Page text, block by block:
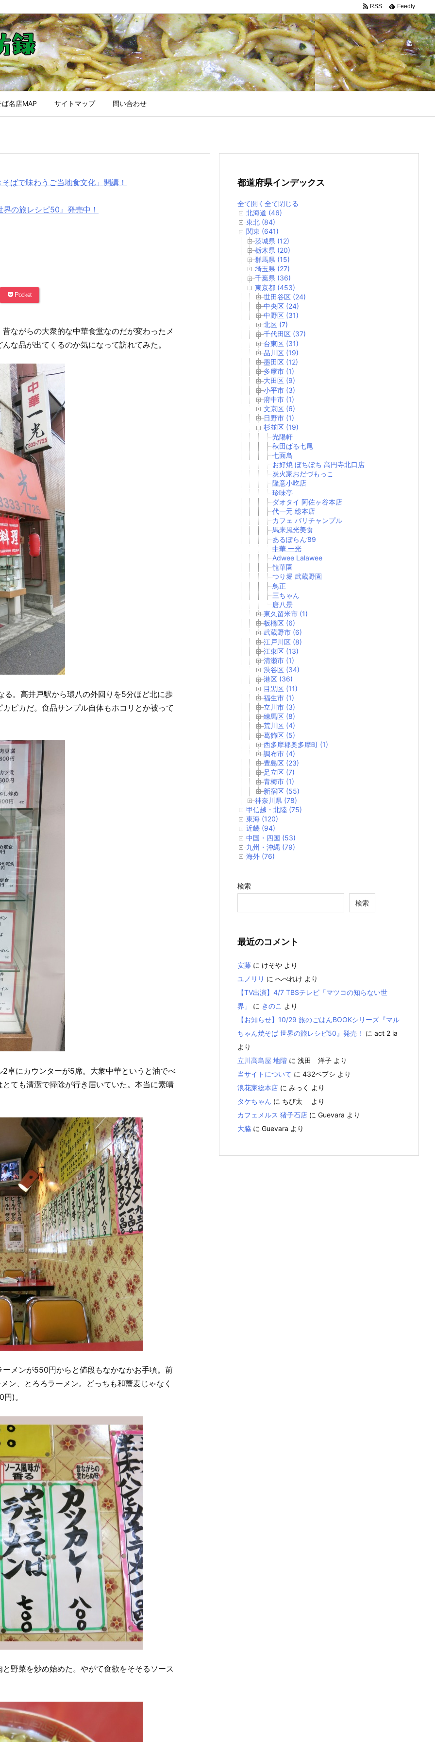
ば名店MAP サイトマップ 問い合わせ
RSS Feedly
ばで味わうご当地食文化」開講！
の旅レシピ50』発売中！
Pocket
ながらの大衆的な中華食堂なのだが変わったメ
な品が出てくるのか気になって訪れてみた。
。高井戸駅から環八の外回りを5分ほど北に歩
ピカだ。食品サンプル自体もホコリとか被って
卓にカウンターが5席。大衆中華というと油でべ
ても清潔で掃除が行き届いていた。本当に素晴
メンが550円からと値段もなかなかお手頃。前
ン、とろろラーメン。どっちも和蕎麦じゃなく
)。
野菜を炒め始めた。やがて食欲をそそるソース
都道府県インデックス
全て開く 全て閉じる
北海道 (46)
東北 (84)
関東 (641)
茨城県 (12)
栃木県 (20)
群馬県 (15)
埼玉県 (27)
千葉県 (36)
東京都 (453)
世田谷区 (24)
中央区 (24)
中野区 (31)
北区 (7)
千代田区 (37)
台東区 (31)
品川区 (19)
墨田区 (12)
多摩市 (1)
大田区 (9)
小平市 (3)
府中市 (1)
文京区 (6)
日野市 (1)
杉並区 (19)
光陽軒
秋田ばる七尾
七面鳥
お好焼 ぼちぼち 高円寺北口店
炭火家おだづもっこ
隆意小吃店
珍味亭
ダオタイ 阿佐ヶ谷本店
代一元 総本店
カフェ バリチャンプル
馬来風光美食
あるぽらん’89
中華 一光
Adwee Lalawee
龍華園
つり堀 武蔵野園
鳥正
三ちゃん
唐八景
東久留米市 (1)
板橋区 (6)
武蔵野市 (6)
江戸川区 (8)
江東区 (13)
清瀬市 (1)
渋谷区 (34)
港区 (36)
目黒区 (11)
福生市 (1)
立川市 (3)
練馬区 (8)
荒川区 (4)
葛飾区 (5)
西多摩郡奥多摩町 (1)
調布市 (4)
豊島区 (23)
足立区 (7)
青梅市 (1)
新宿区 (55)
神奈川県 (78)
甲信越・北陸 (75)
東海 (120)
近畿 (94)
中国・四国 (53)
九州・沖縄 (79)
海外 (76)
検索
検索
最近のコメント
安藤 に けそや より
ユノリリ に へべれけ より
【TV出演】4/7 TBSテレビ「マツコの知らない世
界」
に きのこ より
【お知らせ】10/29 旅のごはんBOOKシリーズ『マル
ちゃん焼そば 世界の旅レシピ50』発売！
に act 2 ia
より
立川高島屋 地階 に 浅田 洋子 より
当サイトについて に 432ペプシ より
浪花家総本店 に みっく
より
タケちゃん に ちび太
より
カフェメルス 猪子石店 に Guevara より
大脇 に Guevara より